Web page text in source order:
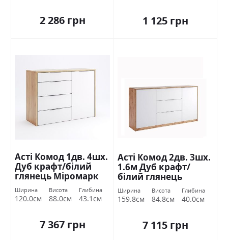
2 286 грн 1 125 грн
Асті Комод 1дв. 4шх.
Дуб крафт/білий
глянець Міромарк
Ширина
120.0см
Висота
88.0см
Глибина
43.1см
7 367 грн
Асті Комод 2дв. 3шх.
1.6м Дуб крафт/
білий глянець
Міромарк
Ширина
159.8см
Висота
84.8см
Глибина
40.0см
7 115 грн